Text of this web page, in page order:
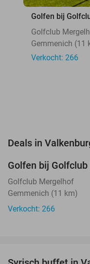
Golfen bij
Golfclub
Gemmenich (11
Verkocht: 266
Deals in
Golfen bij
Golfclub Mergelhof
Gemmenich (11 km)
Verkocht: 266